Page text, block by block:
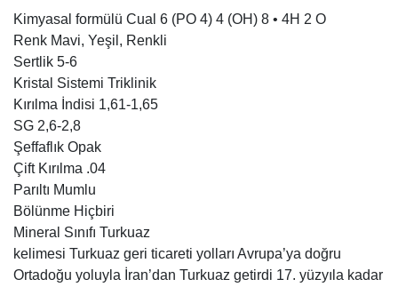
Kimyasal formülü Cual 6 (PO 4) 4 (OH) 8 • 4H 2 O
Renk Mavi, Yeşil, Renkli
Sertlik 5-6
Kristal Sistemi Triklinik
Kırılma İndisi 1,61-1,65
SG 2,6-2,8
Şeffaflık Opak
Çift Kırılma .04
Parıltı Mumlu
Bölünme Hiçbiri
Mineral Sınıfı Turkuaz
kelimesi Turkuaz geri ticareti yolları Avrupa’ya doğru
Ortadoğu yoluyla İran’dan Turkuaz getirdi 17. yüzyıla kadar